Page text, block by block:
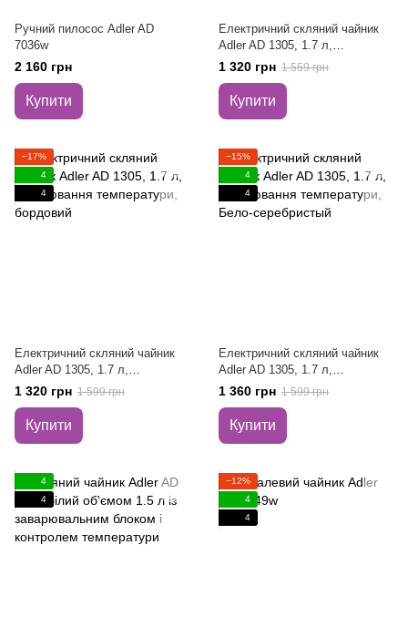
Ручний пилосос Adler AD
7036w
2 160 грн
Купити
Електричний скляний чайник
Adler AD 1305, 1.7 л,
регулювання температури,
1 320 грн 1 559 грн
Купити
−17%
4
4
Електричний скляний чайник
Adler AD 1305, 1.7 л,
регулювання температури,
бордовий
1 320 грн 1 599 грн
Купити
−15%
4
4
Електричний скляний чайник
Adler AD 1305, 1.7 л,
регулювання температури,
Бело-серебристый
1 360 грн 1 599 грн
Купити
4
4
−12%
4
4